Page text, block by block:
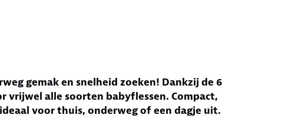
gemak en snelheid zoeken! Dankzij de 6
vrijwel alle soorten babyflessen. Compact,
voor thuis, onderweg of een dagje uit.